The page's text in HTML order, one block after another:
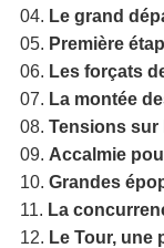
04. Le grand
05. Première
06. Les forçats
07. La montée
08. Tensions sur
09. Accalmie
10. Grandes
11. La
12. Le Tour, une